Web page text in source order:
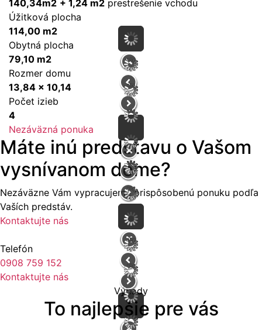
140,34m2 + 1,24 m2 prestrešenie vchodu
Úžitková plocha
114,00 m2
Obytná plocha
79,10 m2
Rozmer domu
13,84 x 10,14
Počet izieb
4
Nezáväzná ponuka
Máte inú predstavu o Vašom
vysnívanom dome?
Nezáväzne Vám vypracujeme prispôsobenú ponuku podľa
Vaších predstáv.
Kontaktujte nás
Telefón
0908 759 152
Kontaktujte nás
Výhody
To najlepšie pre vás